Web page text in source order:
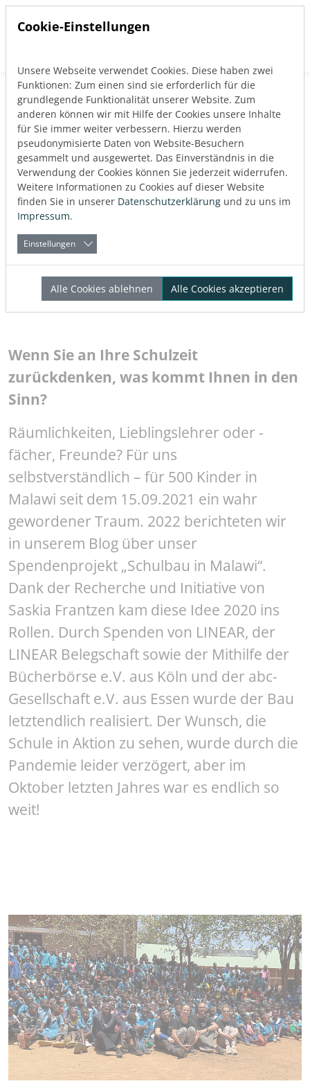
Direkt zur Hauptnavigation springen
Direkt zum Inhalt springen
Zurück zum Blog
Soziale Projekte
Veröffentlicht:12.01.2024
Über den Autor
LINEAR
Besuch der LINEAR Schule
in Malawi – Afrika
Wenn Sie an Ihre Schulzeit
zurückdenken, was kommt Ihnen in den
Sinn?
Räumlichkeiten, Lieblingslehrer oder -
fächer, Freunde? Für uns
selbstverständlich – für 500 Kinder in
Malawi seit dem 15.09.2021 ein wahr
gewordener Traum. 2022 berichteten wir
in unserem Blog über unser
Spendenprojekt „Schulbau in Malawi“.
Dank der Recherche und Initiative von
Saskia Frantzen kam diese Idee 2020 ins
Rollen. Durch Spenden von LINEAR, der
LINEAR Belegschaft sowie der Mithilfe der
Bücherbörse e.V. aus Köln und der abc-
Gesellschaft e.V. aus Essen wurde der Bau
letztendlich realisiert. Der Wunsch, die
Schule in Aktion zu sehen, wurde durch die
Pandemie leider verzögert, aber im
Oktober letzten Jahres war es endlich so
weit!
Cookie-Einstellungen
Unsere Webseite verwendet Cookies. Diese haben zwei
Funktionen: Zum einen sind sie erforderlich für die
grundlegende Funktionalität unserer Website. Zum
anderen können wir mit Hilfe der Cookies unsere Inhalte
für Sie immer weiter verbessern. Hierzu werden
pseudonymisierte Daten von Website-Besuchern
gesammelt und ausgewertet. Das Einverständnis in die
Verwendung der Cookies können Sie jederzeit widerrufen.
Weitere Informationen zu Cookies auf dieser Website
finden Sie in unserer Datenschutzerklärung und zu uns im
Impressum.
Einstellungen
Alle Cookies ablehnen Alle Cookies akzeptieren